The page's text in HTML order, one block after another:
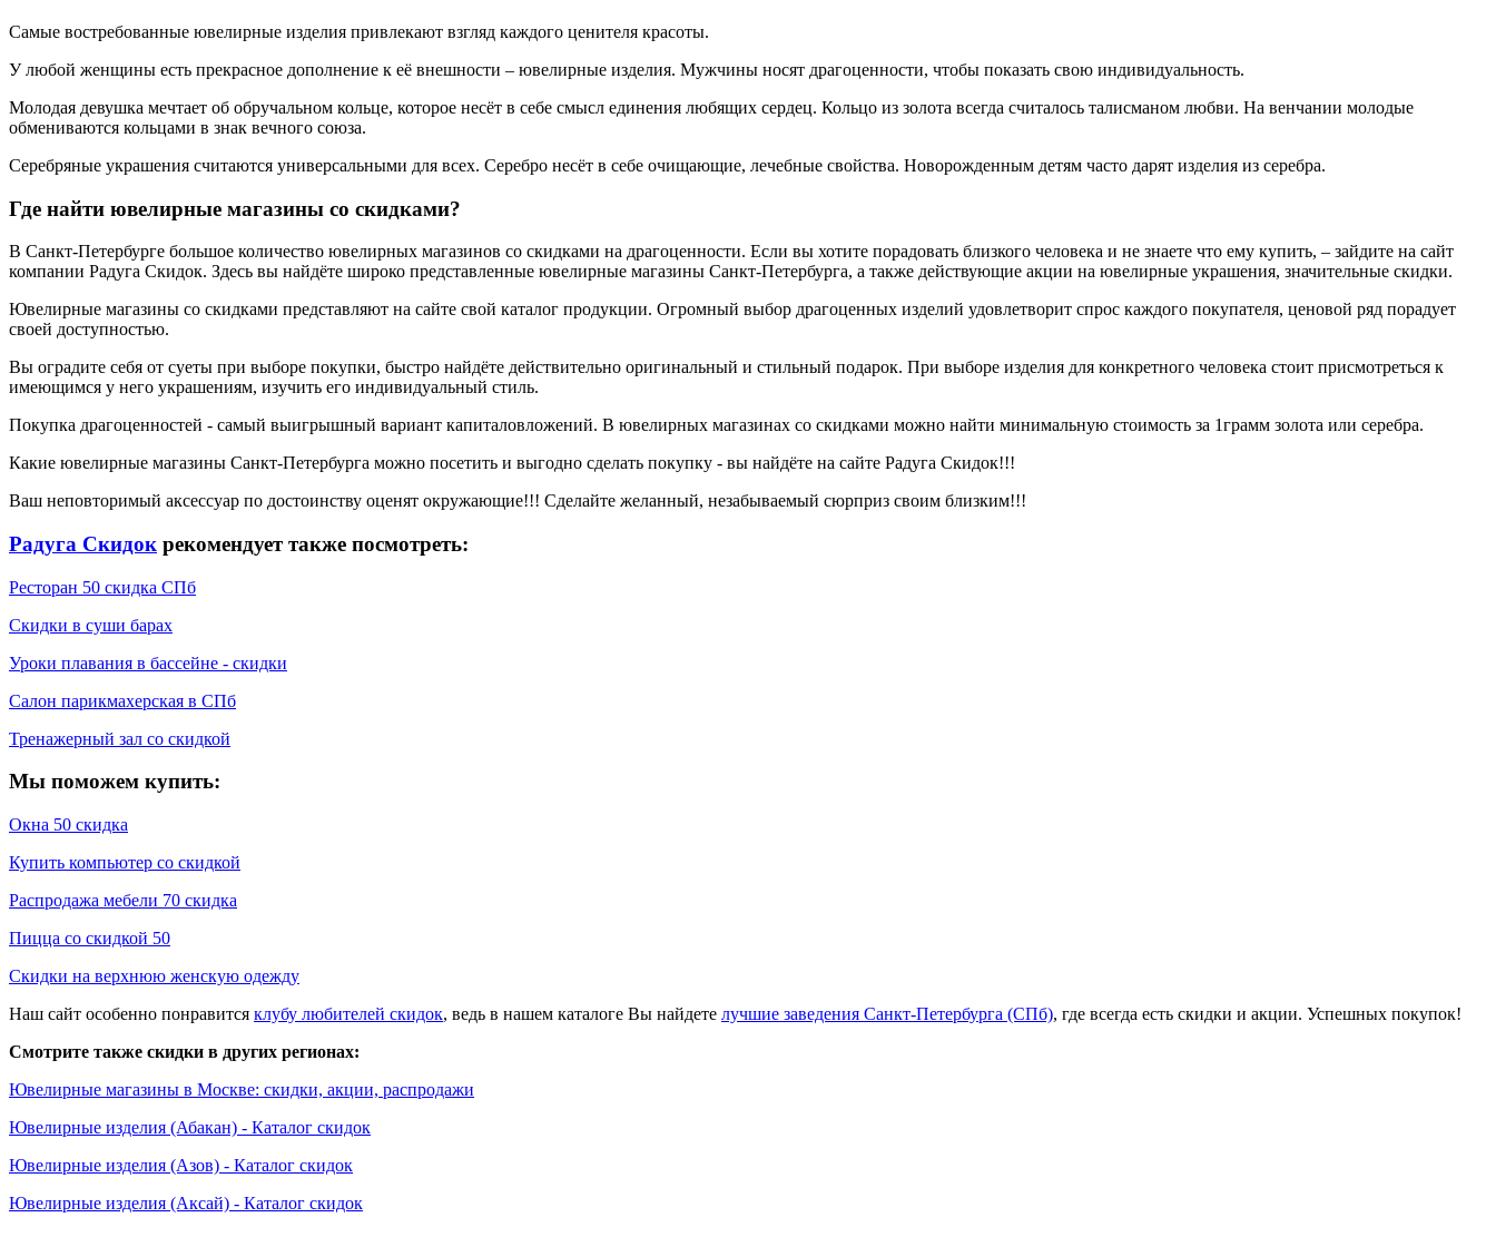
Самые востребованные ювелирные изделия привлекают взгляд каждого ценителя красоты.
У любой женщины есть прекрасное дополнение к её внешности – ювелирные изделия. Мужчины носят драгоценности, чтобы показать свою индивидуальность.
Молодая девушка мечтает об обручальном кольце, которое несёт в себе смысл единения любящих сердец. Кольцо из золота всегда считалось талисманом любви. На венчании молодые
обмениваются кольцами в знак вечного союза.
Серебряные украшения считаются универсальными для всех. Серебро несёт в себе очищающие, лечебные свойства. Новорожденным детям часто дарят изделия из серебра.
Где найти ювелирные магазины со скидками?
В Санкт-Петербурге большое количество ювелирных магазинов со скидками на драгоценности. Если вы хотите порадовать близкого человека и не знаете что ему купить, – зайдите на сайт
компании Радуга Скидок. Здесь вы найдёте широко представленные ювелирные магазины Санкт-Петербурга, а также действующие акции на ювелирные украшения, значительные скидки.
Ювелирные магазины со скидками представляют на сайте свой каталог продукции. Огромный выбор драгоценных изделий удовлетворит спрос каждого покупателя, ценовой ряд порадует
своей доступностью.
Вы оградите себя от суеты при выборе покупки, быстро найдёте действительно оригинальный и стильный подарок. При выборе изделия для конкретного человека стоит присмотреться к
имеющимся у него украшениям, изучить его индивидуальный стиль.
Покупка драгоценностей - самый выигрышный вариант капиталовложений. В ювелирных магазинах со скидками можно найти минимальную стоимость за 1грамм золота или серебра.
Какие ювелирные магазины Санкт-Петербурга можно посетить и выгодно сделать покупку - вы найдёте на сайте Радуга Скидок!!!
Ваш неповторимый аксессуар по достоинству оценят окружающие!!! Сделайте желанный, незабываемый сюрприз своим близким!!!
Радуга Скидок рекомендует также посмотреть:
Ресторан 50 скидка СПб
Скидки в суши барах
Уроки плавания в бассейне - скидки
Салон парикмахерская в СПб
Тренажерный зал со скидкой
Мы поможем купить:
Окна 50 скидка
Купить компьютер со скидкой
Распродажа мебели 70 скидка
Пицца со скидкой 50
Скидки на верхнюю женскую одежду
Наш сайт особенно понравится клубу любителей скидок, ведь в нашем каталоге Вы найдете лучшие заведения Санкт-Петербурга (СПб), где всегда есть скидки и акции. Успешных покупок!
Смотрите также скидки в других регионах:
Ювелирные магазины в Москве: скидки, акции, распродажи
Ювелирные изделия (Абакан) - Каталог скидок
Ювелирные изделия (Азов) - Каталог скидок
Ювелирные изделия (Аксай) - Каталог скидок